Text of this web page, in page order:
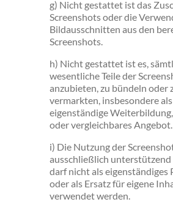
g) Nicht gestattet ist das
Screenshots oder die
Bildausschnitten aus den
Screenshots.
h) Nicht gestattet ist es,
wesentliche Teile der
anzubieten, zu bündeln oder
vermarkten, insbesondere als
eigenständige
oder vergleichbares Angebot.
i) Die Nutzung der
ausschließlich unterstützend
darf nicht als eigenständiges
oder als Ersatz für eigene
verwendet werden.